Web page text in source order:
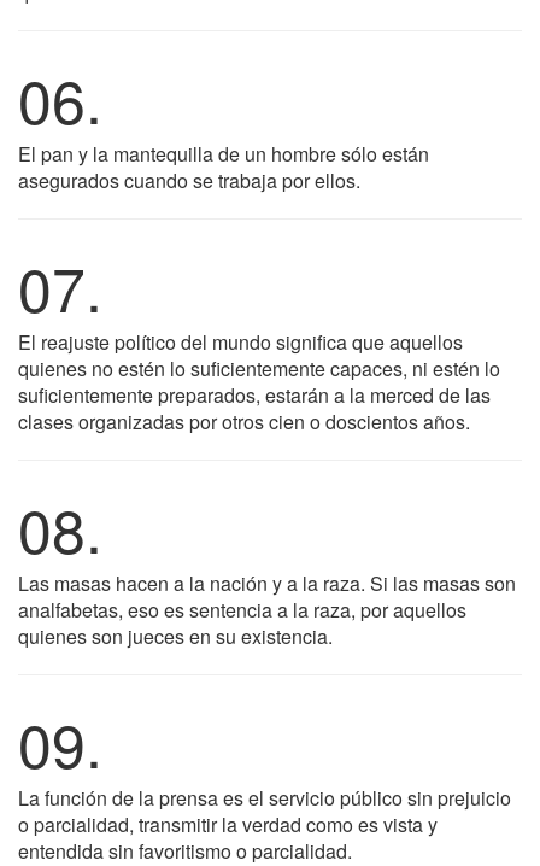
06.
El pan y la mantequilla de un hombre sólo están
asegurados cuando se trabaja por ellos.
07.
El reajuste político del mundo significa que aquellos
quienes no estén lo suficientemente capaces, ni estén lo
suficientemente preparados, estarán a la merced de las
clases organizadas por otros cien o doscientos años.
08.
Las masas hacen a la nación y a la raza. Si las masas son
analfabetas, eso es sentencia a la raza, por aquellos
quienes son jueces en su existencia.
09.
La función de la prensa es el servicio público sin prejuicio
o parcialidad, transmitir la verdad como es vista y
entendida sin favoritismo o parcialidad.